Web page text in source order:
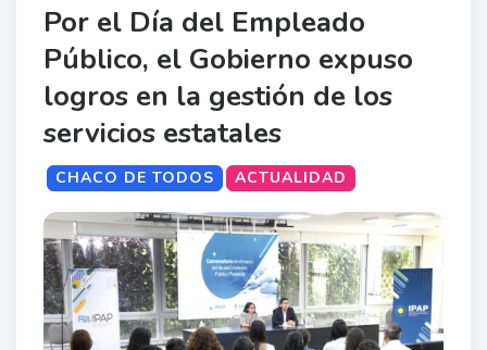
Por el Día del Empleado
Público, el Gobierno expuso
logros en la gestión de los
servicios estatales
CHACO DE TODOS ACTUALIDAD